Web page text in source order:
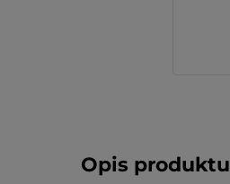
Opis produktu